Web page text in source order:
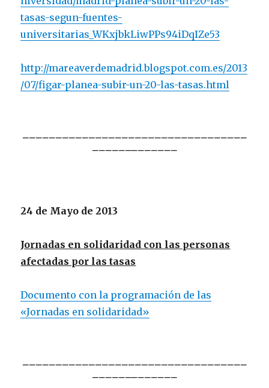
tasas-segun-fuentes-
universitarias_WKxjbkLiwPPs94iDqIZe53
http://mareaverdemadrid.blogspot.com.es/2013
/07/figar-planea-subir-un-20-las-tasas.html
24 de Mayo de 2013
Jornadas en solidaridad con las personas
afectadas por las tasas
Documento con la programación de las
«Jornadas en solidaridad»